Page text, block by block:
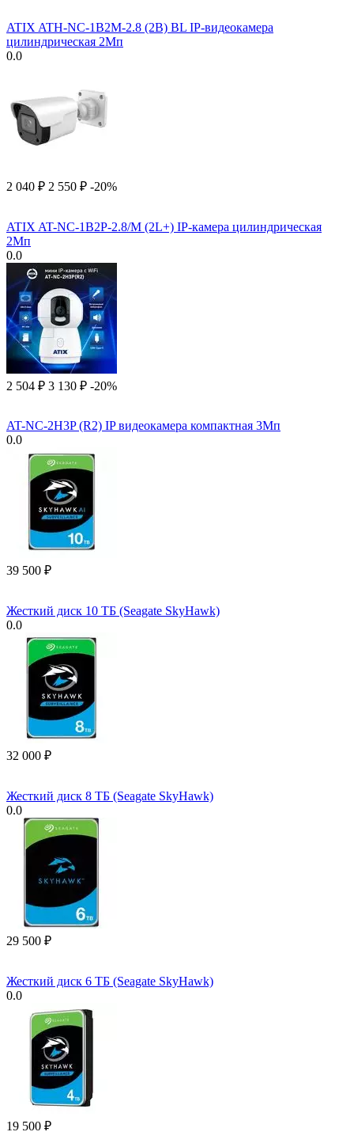
ATIX ATH-NC-1B2M-2.8 (2B) BL IP-видеокамера
цилиндрическая 2Мп
0.0
2 040 ₽ 2 550 ₽ -20%
ATIX AT-NC-1B2P-2.8/M (2L+) IP-камера цилиндрическая
2Мп
0.0
2 504 ₽ 3 130 ₽ -20%
AT-NC-2H3P (R2) IP видеокамера компактная 3Мп
0.0
39 500 ₽
Жесткий диск 10 ТБ (Seagate SkyHawk)
0.0
32 000 ₽
Жесткий диск 8 ТБ (Seagate SkyHawk)
0.0
29 500 ₽
Жесткий диск 6 ТБ (Seagate SkyHawk)
0.0
19 500 ₽